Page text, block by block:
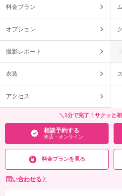
料金プラン
オプション
撮影レポート
衣装
アクセス
＼1分で完了！サクッと
相談予約する
来店・オンライン
料金プランを見る
問い合わせる